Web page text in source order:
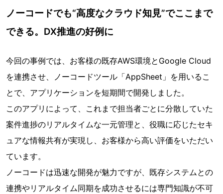
ノーコードでも“高度なクラウド知見”でここまで
できる。DX推進の好例に
今回の事例では、お客様の既存AWS環境とGoogle Cloud
を連携させ、ノーコードツール「AppSheet」を⽤いるこ
とで、アプリケーションを短期間で開発しました。
このアプリによって、これまで担当者ごとに分散していた
案件進捗のリアルタイムな⼀元管理と、役職に応じたセキ
ュアな情報共有が実現し、お客様から⾼い評価をいただい
ています。
ノーコードは迅速な開発が魅力ですが、既存システムとの
連携やリアルタイム同期を成功させるには専門知識が不可